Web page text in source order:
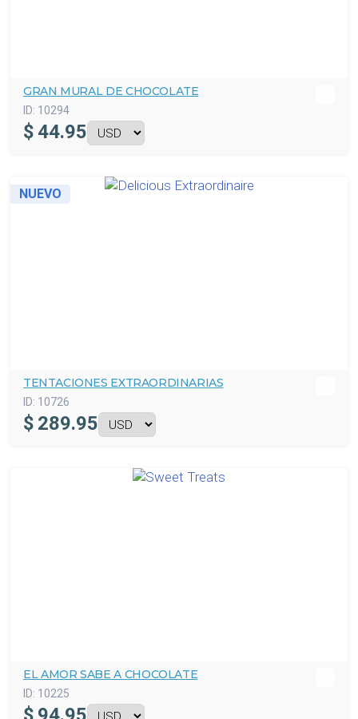
GRAN MURAL DE CHOCOLATE
ID: 10294
$ 44.95
NUEVO
TENTACIONES EXTRAORDINARIAS
ID: 10726
$ 289.95
EL AMOR SABE A CHOCOLATE
ID: 10225